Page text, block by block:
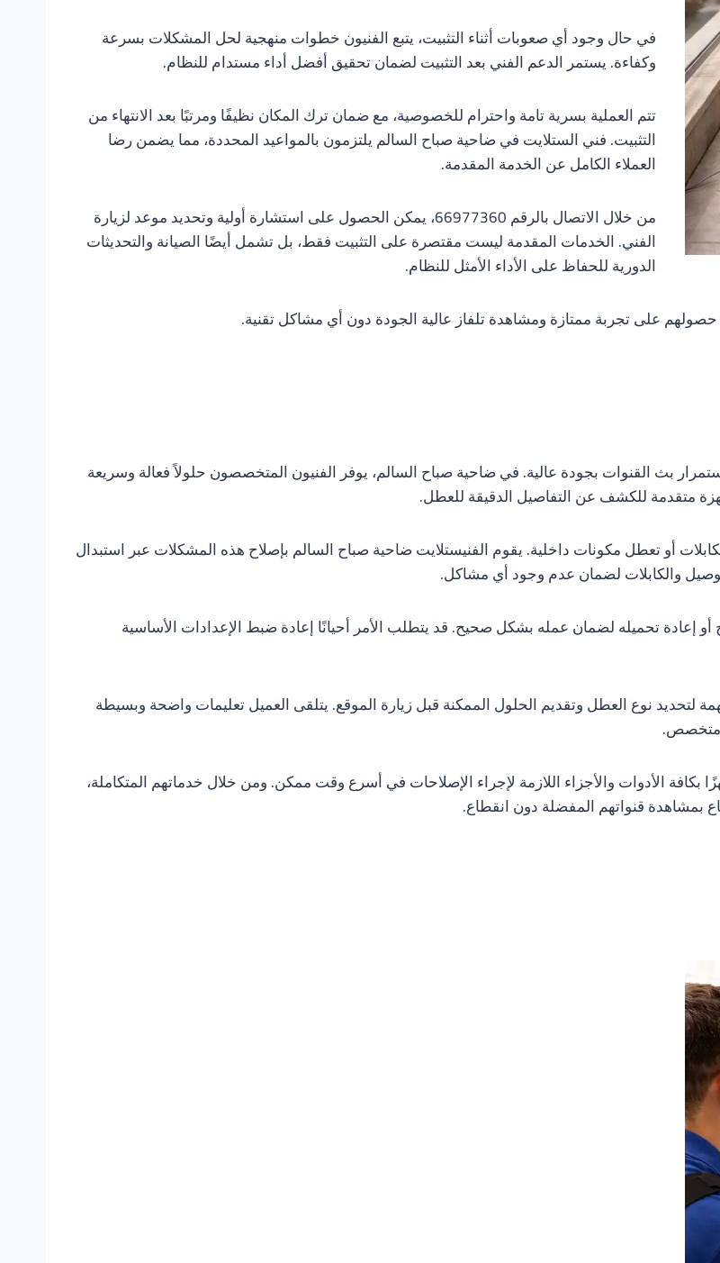
في حال وجود أي صعوبات أثناء التثبيت، يتبع الفنيون خطوات منهجية لحل المشكلات بسرعة
وكفاءة. يستمر الدعم الفني بعد التثبيت لضمان تحقيق أفضل أداء مستدام للنظام.
تتم العملية بسرية تامة واحترام للخصوصية، مع ضمان ترك المكان نظيفًا ومرتبًا بعد الانتهاء من
التثبيت. فني الستلايت في ضاحية صباح السالم يلتزمون بالمواعيد المحددة، مما يضمن رضا
العملاء الكامل عن الخدمة المقدمة.
من خلال الاتصال بالرقم 66977360، يمكن الحصول على استشارة أولية وتحديد موعد لزيارة
الفني. الخدمات المقدمة ليست مقتصرة على التثبيت فقط، بل تشمل أيضًا الصيانة والتحديثات
الدورية للحفاظ على الأداء الأمثل للنظام.
على تجربة ممتازة ومشاهدة تلفاز عالية الجودة دون أي مشاكل تقنية.
بث القنوات بجودة عالية. في ضاحية صباح السالم، يوفر الفنيون المتخصصون حلولاً فعالة وسريعة
متقدمة للكشف عن التفاصيل الدقيقة للعطل.
أو تعطل مكونات داخلية. يقوم الفنيستلايت ضاحية صباح السالم بإصلاح هذه المشكلات عبر استبدال
والكابلات لضمان عدم وجود أي مشاكل.
أو إعادة تحميله لضمان عمله بشكل صحيح. قد يتطلب الأمر أحيانًا إعادة ضبط الإعدادات الأساسية
لتحديد نوع العطل وتقديم الحلول الممكنة قبل زيارة الموقع. يتلقى العميل تعليمات واضحة وبسيطة
متخصص.
بكافة الأدوات والأجزاء اللازمة لإجراء الإصلاحات في أسرع وقت ممكن. ومن خلال خدماتهم المتكاملة،
بمشاهدة قنواتهم المفضلة دون انقطاع.